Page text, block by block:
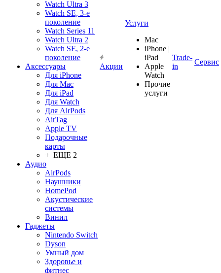
Watch Ultra 3
Watch SE, 3-е
поколение
Watch Series 11
Watch Ultra 2
Watch SE, 2-е
поколение
Аксессуары
Для iPhone
Для Mac
Для iPad
Для Watch
Для AirPods
AirTag
Apple TV
Подарочные
карты
+ ЕЩЕ 2
Аудио
AirPods
Наушники
HomePod
Акустические
системы
Винил
Гаджеты
Nintendo Switch
Dyson
Умный дом
Здоровье и
фитнес
Акции
Услуги
Mac
iPhone |
iPad
Apple
Watch
Прочие
услуги
Trade-
in
Сервис